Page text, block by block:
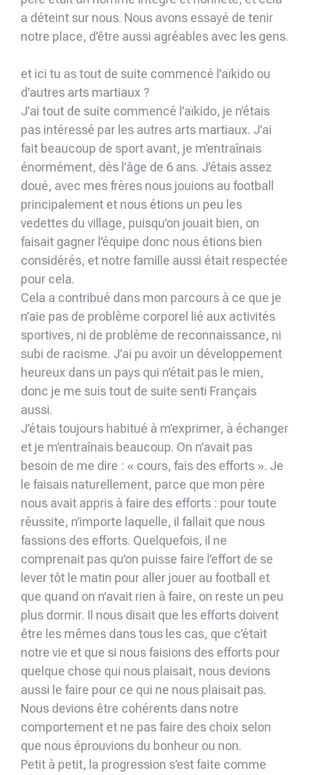
a déteint sur nous. Nous avons essayé de tenir
notre place, d’être aussi agréables avec les gens.
et ici tu as tout de suite commencé l’aïkido ou
d’autres arts martiaux ?
J’ai tout de suite commencé l’aïkido, je n’étais
pas intéressé par les autres arts martiaux. J’ai
fait beaucoup de sport avant, je m’entraînais
énormément, dès l’âge de 6 ans. J’étais assez
doué, avec mes frères nous jouions au football
principalement et nous étions un peu les
vedettes du village, puisqu’on jouait bien, on
faisait gagner l’équipe donc nous étions bien
considérés, et notre famille aussi était respectée
pour cela.
Cela a contribué dans mon parcours à ce que je
n’aie pas de problème corporel lié aux activités
sportives, ni de problème de reconnaissance, ni
subi de racisme. J’ai pu avoir un développement
heureux dans un pays qui n’était pas le mien,
donc je me suis tout de suite senti Français
aussi.
J’étais toujours habitué à m’exprimer, à échanger
et je m’entraînais beaucoup. On n’avait pas
besoin de me dire : « cours, fais des efforts ». Je
le faisais naturellement, parce que mon père
nous avait appris à faire des efforts : pour toute
réussite, n’importe laquelle, il fallait que nous
fassions des efforts. Quelquefois, il ne
comprenait pas qu’on puisse faire l’effort de se
lever tôt le matin pour aller jouer au football et
que quand on n’avait rien à faire, on reste un peu
plus dormir. Il nous disait que les efforts doivent
être les mêmes dans tous les cas, que c’était
notre vie et que si nous faisions des efforts pour
quelque chose qui nous plaisait, nous devions
aussi le faire pour ce qui ne nous plaisait pas.
Nous devions être cohérents dans notre
comportement et ne pas faire des choix selon
que nous éprouvions du bonheur ou non.
Petit à petit, la progression s’est faite comme